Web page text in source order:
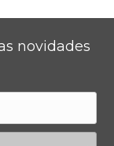
novidades